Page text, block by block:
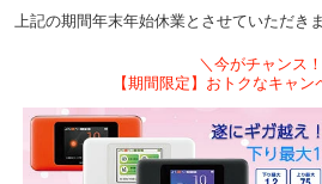
上記の期間年末年始休業とさせていただきま
＼今がチャンス
【期間限定】おトクなキャン